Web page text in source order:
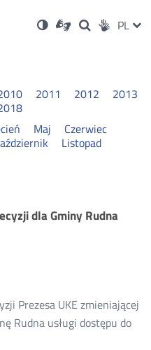
Ustawienia
Wersja
kontrastowa
Dla
niesłyszących
OtwórzOtwórz
w
Otwórz
w
Social PL
2011 2012
2013
Maj
Czerwiec
Listopad
dla Gminy Rudna
Prezesa UKE zmieniającej
Rudna usługi dostępu do